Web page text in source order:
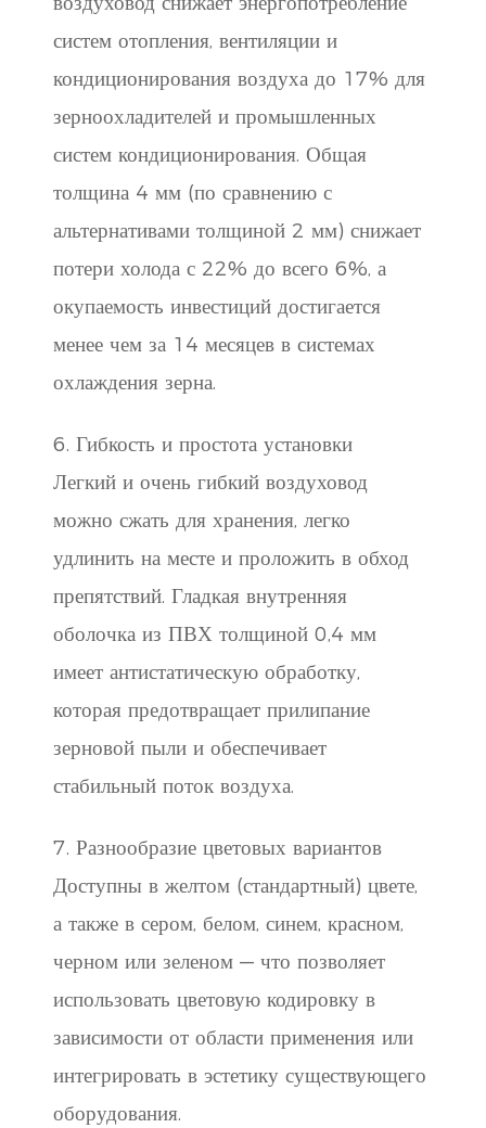
систем отопления, вентиляции и
кондиционирования воздуха до 17% для
зерноохладителей и промышленных
систем кондиционирования. Общая
толщина 4 мм (по сравнению с
альтернативами толщиной 2 мм) снижает
потери холода с 22% до всего 6%, а
окупаемость инвестиций достигается
менее чем за 14 месяцев в системах
охлаждения зерна.
6. Гибкость и простота установки
Легкий и очень гибкий воздуховод
можно сжать для хранения, легко
удлинить на месте и проложить в обход
препятствий. Гладкая внутренняя
оболочка из ПВХ толщиной 0,4 мм
имеет антистатическую обработку,
которая предотвращает прилипание
зерновой пыли и обеспечивает
стабильный поток воздуха.
7. Разнообразие цветовых вариантов
Доступны в желтом (стандартный) цвете,
а также в сером, белом, синем, красном,
черном или зеленом — что позволяет
использовать цветовую кодировку в
зависимости от области применения или
интегрировать в эстетику существующего
оборудования.